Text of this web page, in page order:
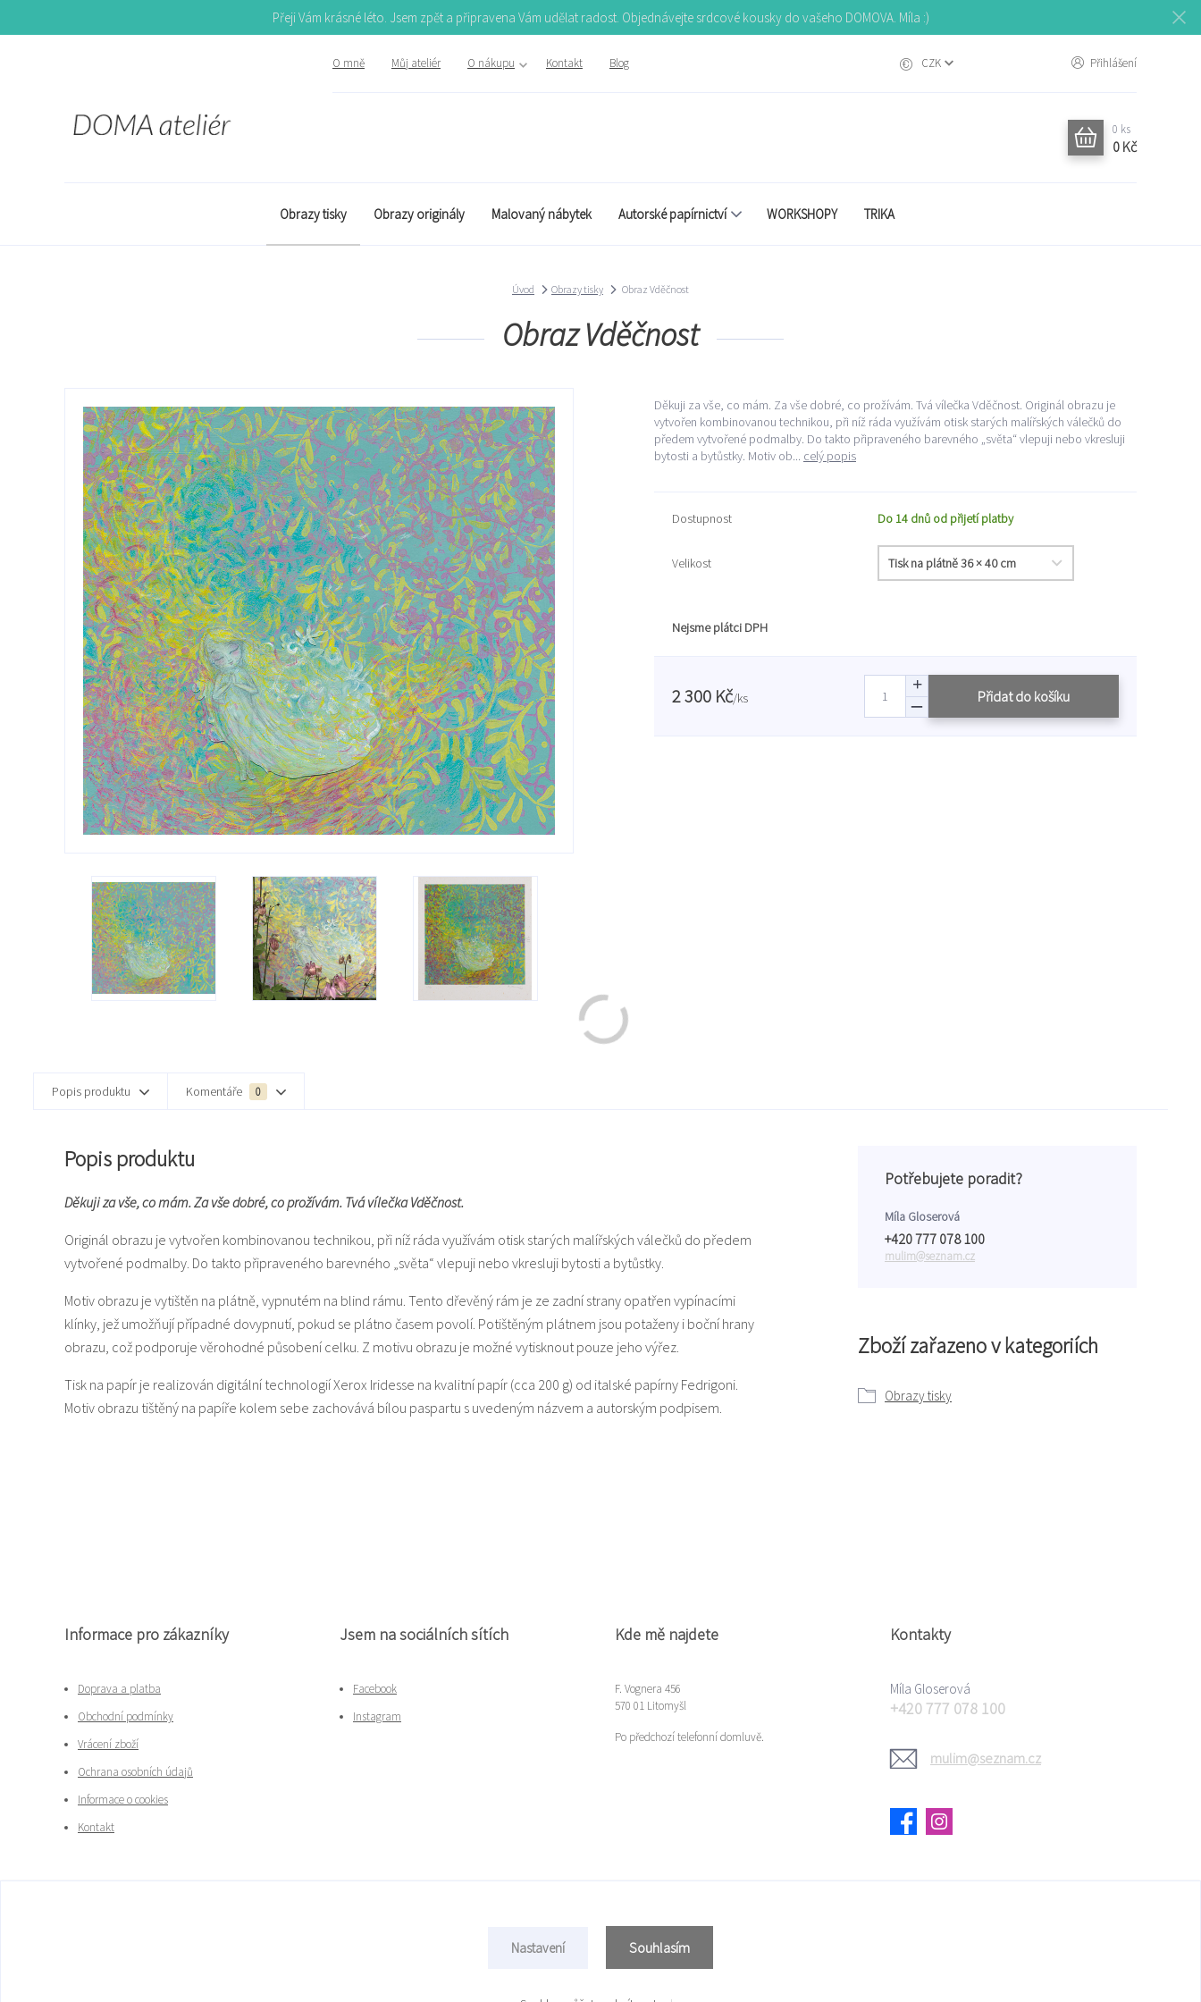
Přeji Vám krásné léto. Jsem zpět a připravena Vám udělat radost. Objednávejte srdcové kousky do vašeho DOMOVA. Míla :)
O mně Můj ateliér O nákupu Kontakt Blog CZK Přihlášení
0 ks
0 Kč
Obrazy tisky Obrazy originály Malovaný nábytek Autorské papírnictví WORKSHOPY TRIKA
Úvod Obrazy tisky Obraz Vděčnost
Obraz Vděčnost
Děkuji za vše, co mám. Za vše dobré, co prožívám. Tvá vílečka Vděčnost. Originál obrazu je
vytvořen kombinovanou technikou, při níž ráda využívám otisk starých malířských válečků do
předem vytvořené podmalby. Do takto připraveného barevného „světa“ vlepuji nebo vkresluji
bytosti a bytůstky. Motiv ob... celý popis
Dostupnost Do 14 dnů od přijetí platby
Velikost
Nejsme plátci DPH
2 300 Kč/ks Přidat do košíku
Popis produktu Komentáře 0
Popis produktu
Děkuji za vše, co mám. Za vše dobré, co prožívám. Tvá vílečka Vděčnost.
Originál obrazu je vytvořen kombinovanou technikou, při níž ráda využívám otisk starých malířských válečků do předem
vytvořené podmalby. Do takto připraveného barevného „světa“ vlepuji nebo vkresluji bytosti a bytůstky.
Motiv obrazu je vytištěn na plátně, vypnutém na blind rámu. Tento dřevěný rám je ze zadní strany opatřen vypínacími
klínky, jež umožňují případné dovypnutí, pokud se plátno časem povolí. Potištěným plátnem jsou potaženy i boční hrany
obrazu, což podporuje věrohodné působení celku. Z motivu obrazu je možné vytisknout pouze jeho výřez.
Tisk na papír je realizován digitální technologií Xerox Iridesse na kvalitní papír (cca 200 g) od italské papírny Fedrigoni.
Motiv obrazu tištěný na papíře kolem sebe zachovává bílou paspartu s uvedeným názvem a autorským podpisem.
Zboží zařazeno v kategoriích
Obrazy tisky
Potřebujete poradit?
Míla Gloserová
+420 777 078 100
mulim@seznam.cz
Informace pro zákazníky
Doprava a platba
Obchodní podmínky
Vrácení zboží
Ochrana osobních údajů
Informace o cookies
Kontakt
Jsem na sociálních sítích
Facebook
Instagram
Kde mě najdete
F. Vognera 456
570 01 Litomyšl
Po předchozí telefonní domluvě.
Kontakty
Míla Gloserová
+420 777 078 100
mulim@seznam.cz
Nastavení Souhlasím